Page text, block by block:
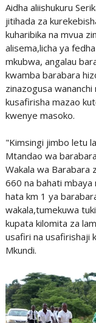
Aidha aliishukuru
jitihada za
kuharibika na mvua
alisema,licha ya
mkubwa, angalau
kwamba barabara
zinazogusa
kusafirisha mazao
kwenye masoko.
"Kimsingi jimbo letu
Mtandao wa
Wakala wa Barabara
660 na bahati mbaya
hata km 1 ya
wakala,tumekuwa
kupata kilomita za
usafiri na usafirishaji
Mkundi.